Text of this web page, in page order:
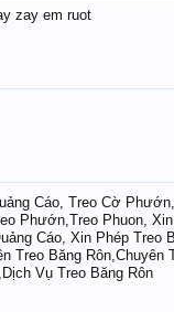
zay em ruot
Cáo, Treo Cờ
Phướn,Treo Phuon,
Cáo, Xin Phép Treo
Treo Băng
Vụ Treo Băng Rôn